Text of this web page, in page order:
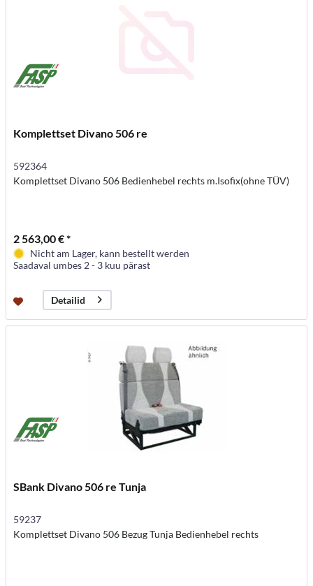
Komplettset Divano 506 re
592364
Komplettset Divano 506 Bedienhebel rechts m.Isofix(ohne TÜV)
2 563,00 € *
Nicht am Lager, kann bestellt werden
Saadaval umbes 2 - 3 kuu pärast
Detailid
SBank Divano 506 re Tunja
59237
Komplettset Divano 506 Bezug Tunja Bedienhebel rechts